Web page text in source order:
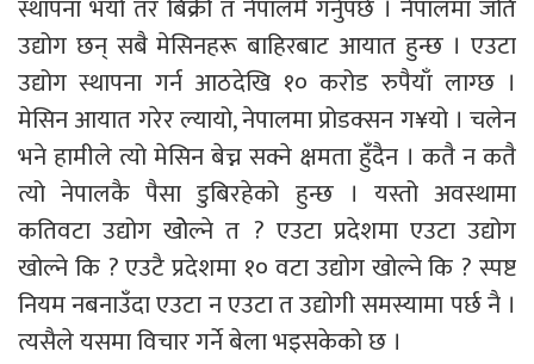
स्थापना भयो तर बिक्री त नेपालमै गर्नुपर्छ । नेपालमा जति
उद्योग छन् सबै मेसिनहरू बाहिरबाट आयात हुन्छ । एउटा
उद्योग स्थापना गर्न आठदेखि १० करोड रुपैयाँ लाग्छ ।
मेसिन आयात गरेर ल्यायो, नेपालमा प्रोडक्सन ग¥यो । चलेन
भने हामीले त्यो मेसिन बेच्न सक्ने क्षमता हुँदैन । कतै न कतै
त्यो नेपालकै पैसा डुबिरहेको हुन्छ । यस्तो अवस्थामा
कतिवटा उद्योग खोेल्ने त ? एउटा प्रदेशमा एउटा उद्योग
खोल्ने कि ? एउटै प्रदेशमा १० वटा उद्योग खोल्ने कि ? स्पष्ट
नियम नबनाउँदा एउटा न एउटा त उद्योगी समस्यामा पर्छ नै ।
त्यसैले यसमा विचार गर्ने बेला भइसकेको छ ।